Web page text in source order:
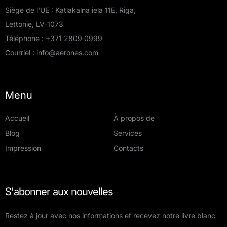
Siège de l'UE : Katlakalna iela 11E, Riga,
Lettonie, LV-1073
Téléphone : +371 2809 0999
Courriel : info@aerones.com
Menu
Accueil
À propos de
Blog
Services
Impression
Contacts
S'abonner aux nouvelles
Restez à jour avec nos informations et recevez notre livre blanc